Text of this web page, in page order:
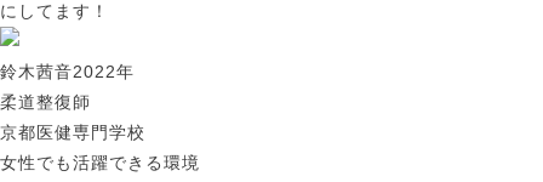
にしてます！
鈴木茜音2022年
柔道整復師
京都医健専門学校
女性でも活躍できる環境